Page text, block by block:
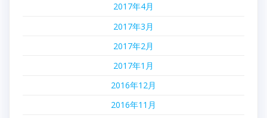
2017年4月
2017年3月
2017年2月
2017年1月
2016年12月
2016年11月